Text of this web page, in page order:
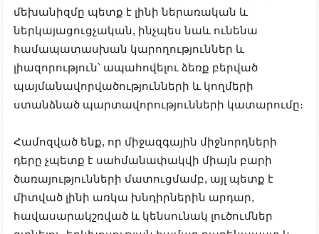
մեխանիզմը պետք է լինի ներառական և
ներկայացուցչական, ինչպես նաև ունենա
համապատասխան կարողություններ և
լիազորություն՝ ապահովելու ձեռք բերված
պայմանավորվածությունների և կողմերի
ստանձնած պարտավորությունների կատարումը։
Համոզված ենք, որ միջազգային միջնորդների
դերը չպետք է սահմանափակվի միայն բարի
ծառայությունների մատուցմամբ, այլ պետք է
միտված լինի առկա խնդիրներին արդար,
հավասարակշռված և կենսունակ լուծումներ